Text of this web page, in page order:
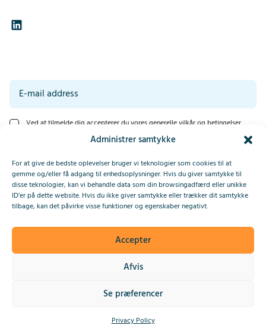
Administrer samtykke
For at give de bedste oplevelser bruger vi teknologier som cookies til at
gemme og/eller få adgang til enhedsoplysninger. Hvis du giver samtykke til
disse teknologier, kan vi behandle data som din browsingadfærd eller unikke
ID’er på dette website. Hvis du ikke giver samtykke eller trækker dit samtykke
tilbage, kan det påvirke visse funktioner og egenskaber negativt.
Accepter
Afvis
Se præferencer
Privacy Policy
Ved at tilmelde dig accepterer du vores generelle vilkår og betingelser.
Læs vores erklæring om beskyttelse af personlige oplysninger nederst på
Tilmeld
This site is protected by reCAPTCHA and the GooglePrivacy Policy
andTerms of Serviceapply.